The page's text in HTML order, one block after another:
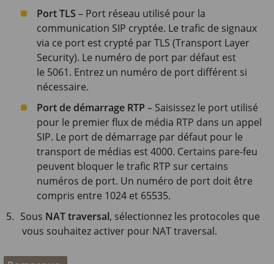
Port TLS – Port réseau utilisé pour la
communication SIP cryptée. Le trafic de signaux
via ce port est crypté par TLS (Transport Layer
Security). Le numéro de port par défaut est
le 5061. Entrez un numéro de port différent si
nécessaire.
Port de démarrage RTP – Saisissez le port utilisé
pour le premier flux de média RTP dans un appel
SIP. Le port de démarrage par défaut pour le
transport de médias est 4000. Certains pare-feu
peuvent bloquer le trafic RTP sur certains
numéros de port. Un numéro de port doit être
compris entre 1024 et 65535.
Sous NAT traversal, sélectionnez les protocoles que
vous souhaitez activer pour NAT traversal.